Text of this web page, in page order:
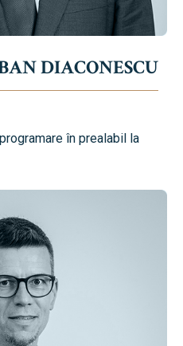
DIACONESCU
în prealabil la